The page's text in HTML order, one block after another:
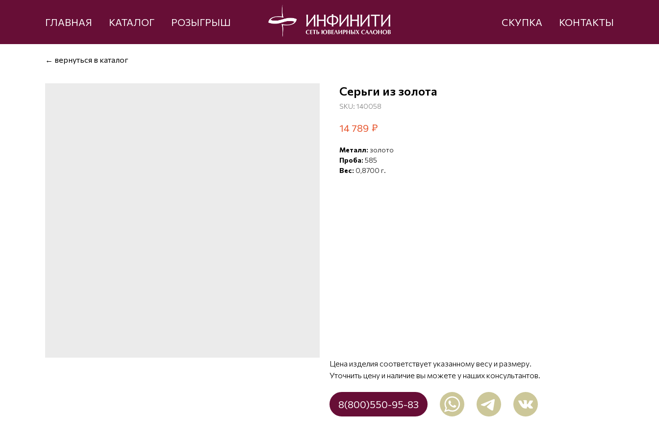
ГЛАВНАЯ КАТАЛОГ РОЗЫГРЫШ СКУПКА КОНТАКТЫ
← вернуться в каталог
Серьги из золота
SKU: 140058
14 789 ₽
Металл: золото
Проба: 585
Вес: 0,8700 г.
Цена изделия соответствует указанному весу и размеру.
Уточнить цену и наличие вы можете у наших консультантов.
8(800)550-95-83